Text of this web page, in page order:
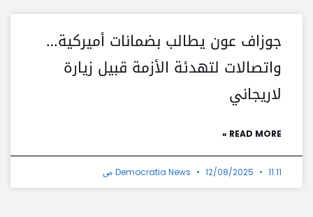
جوزاف عون يطالب بضمانات أميركية…
واتصالات لتهدئة الأزمة قبيل زيارة
لاريجاني
READ MORE »
Democratia News 12/08/2025 11:11 ص